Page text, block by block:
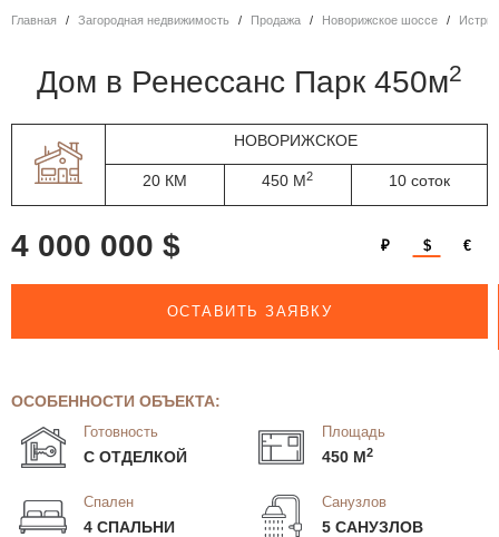
Главная Загородная недвижимость Продажа Новорижское шоссе
дом в Ренессанс Парк 450м2
НОВОРИЖСКОЕ
20 КМ 450 М2 10 соток
4 000 000 $ ₽ $ €
ОСТАВИТЬ ЗАЯВКУ
ОСОБЕННОСТИ ОБЪЕКТА:
Готовность
С ОТДЕЛКОЙ
Площадь
450 М2
Спален
4 СПАЛЬНИ
Санузлов
5 САНУЗЛОВ